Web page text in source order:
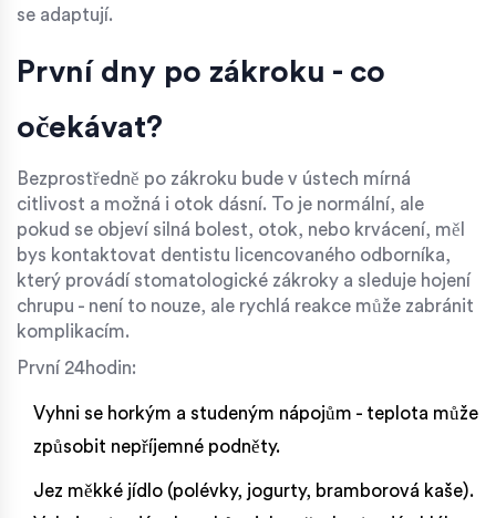
se adaptují.
První dny po zákroku - co
očekávat?
Bezprostředně po zákroku bude v ústech mírná
citlivost a možná i otok dásní. To je normální, ale
pokud se objeví silná bolest, otok, nebo krvácení, měl
bys kontaktovat dentistu licencovaného odborníka,
který provádí stomatologické zákroky a sleduje hojení
chrupu - není to nouze, ale rychlá reakce může zabránit
komplikacím.
První 24hodin:
Vyhni se horkým a studeným nápojům - teplota může
způsobit nepříjemné podněty.
Jez měkké jídlo (polévky, jogurty, bramborová kaše).